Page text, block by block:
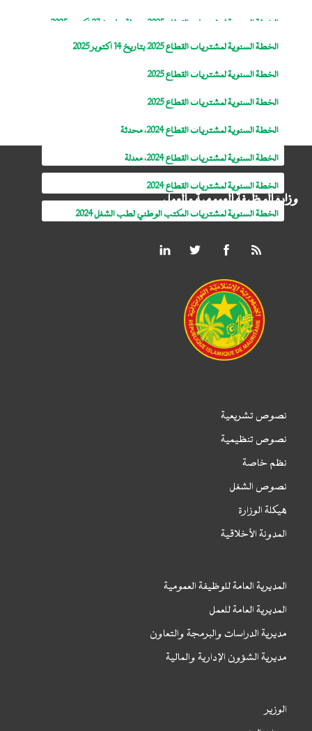
الخطة السنوية لمشتريات القطاع 2025، معدلة بتاريخ 27 اكتوبر 2025
الخطة السنوية لمشتريات القطاع 2025 بتاريخ 14 اكتوبر 2025
الخطة السنوية لمشتريات القطاع 2025
الخطة السنوية لمشتريات القطاع 2025
الخطة السنوية لمشتريات القطاع 2024، محدثة
الخطة السنوية لمشتريات القطاع 2024، معدلة
الخطة السنوية لمشتريات القطاع 2024
الخطة السنوية لمشتريات المكتب الوطني لطب الشغل 2024
وزارة الوظيفة العمومية والعمل
نصوص تشريعية
نصوص تنظيمية
نظم خاصة
نصوص الشغل
هيكلة الوزارة
المدونة الأخلاقية
المديرية العامة للوظيفة العمومية
المديرية العامة للعمل
مديرية الدراسات والبرمجة والتعاون
مديرية الشؤون الإدارية والمالية
الوزير